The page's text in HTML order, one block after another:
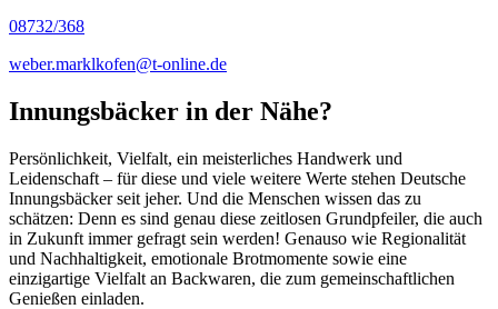
08732/368
weber.marklkofen@t-online.de
Innungsbäcker in der Nähe?
Persönlichkeit, Vielfalt, ein meisterliches Handwerk und
Leidenschaft – für diese und viele weitere Werte stehen Deutsche
Innungsbäcker seit jeher. Und die Menschen wissen das zu
schätzen: Denn es sind genau diese zeitlosen Grundpfeiler, die auch
in Zukunft immer gefragt sein werden! Genauso wie Regionalität
und Nachhaltigkeit, emotionale Brotmomente sowie eine
einzigartige Vielfalt an Backwaren, die zum gemeinschaftlichen
Genießen einladen.